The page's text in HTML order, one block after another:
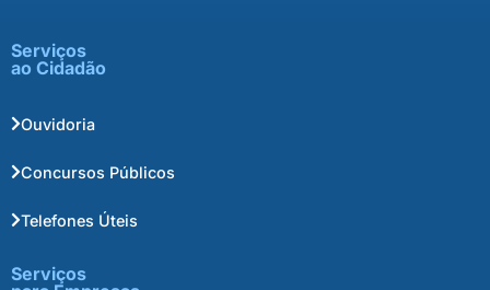
Serviços
ao Cidadão
Ouvidoria
Concursos Públicos
Telefones Úteis
Serviços